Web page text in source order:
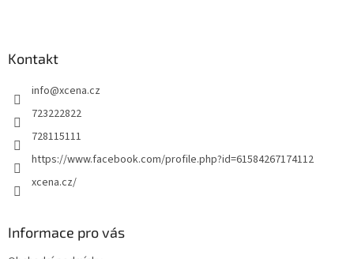
Kontakt
info@xcena.cz
723222822
728115111
https://www.facebook.com/profile.php?id=61584267174112
xcena.cz/
Informace pro vás